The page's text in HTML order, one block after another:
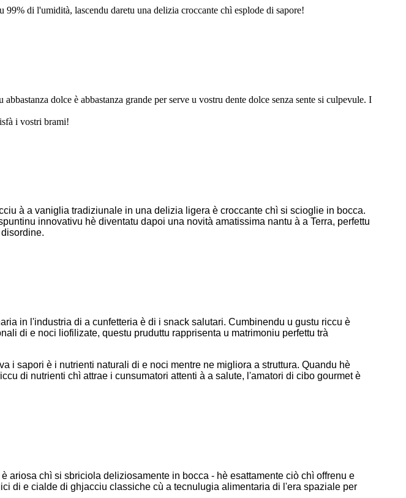
di l'umidità, lascendu daretu una delizia croccante chì esplode di sapore!
dolce è abbastanza grande per serve u vostru dente dolce senza sente si culpevule. I
i vostri brami!
à a vaniglia tradiziunale in una delizia ligera è croccante chì si scioglie in bocca.
innovativu hè diventatu dapoi una novità amatissima nantu à a Terra, perfettu
in l'industria di a cunfetteria è di i snack salutari. Cumbinendu u gustu riccu è
di e noci liofilizate, questu pruduttu rapprisenta u matrimoniu perfettu trà
i sapori è i nutrienti naturali di e noci mentre ne migliora a struttura. Quandu hè
di nutrienti chì attrae i cunsumatori attenti à a salute, l'amatori di cibo gourmet è
ariosa chì si sbriciola deliziosamente in bocca - hè esattamente ciò chì offrenu e
di e cialde di ghjacciu classiche cù a tecnulugia alimentaria di l'era spaziale per